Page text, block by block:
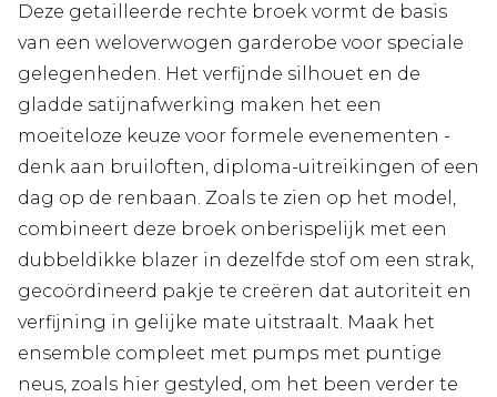
Deze getailleerde rechte broek vormt de basis
van een weloverwogen garderobe voor speciale
gelegenheden. Het verfijnde silhouet en de
gladde satijnafwerking maken het een
moeiteloze keuze voor formele evenementen -
denk aan bruiloften, diploma-uitreikingen of een
dag op de renbaan. Zoals te zien op het model,
combineert deze broek onberispelijk met een
dubbeldikke blazer in dezelfde stof om een strak,
gecoördineerd pakje te creëren dat autoriteit en
verfijning in gelijke mate uitstraalt. Maak het
ensemble compleet met pumps met puntige
neus, zoals hier gestyled, om het been verder te